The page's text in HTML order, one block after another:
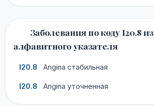
Заболевания по коду I20.8 из
алфавитного указателя
I20.8 Angina стабильная
I20.8 Angina уточненная